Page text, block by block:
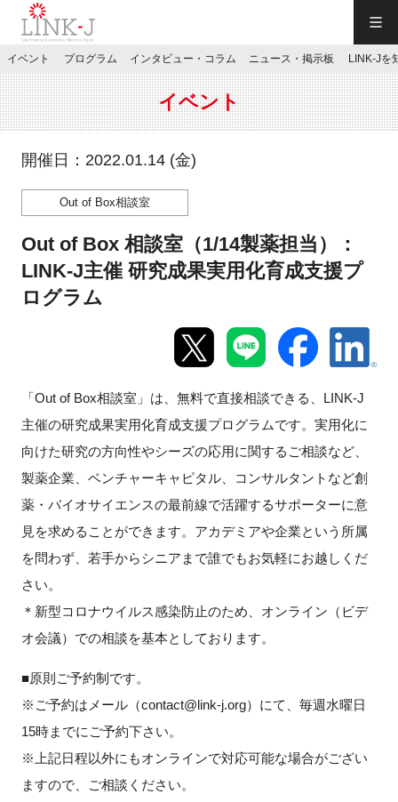
JP／EN
特別会員専用メニュー
施設ご予約
新規登録
イベント
プログラム
ニュース・掲示板
特別会員
施設・アクセス
イベント プログラム インタビュー・コラム ニュース・掲示板 LINK-Jを
イベント
開催日：2022.01.14 (金)
Out of Box相談室
Out of Box 相談室（1/14製薬担当）：
LINK-J主催 研究成果実用化育成支援プ
ログラム
「Out of Box相談室」は、無料で直接相談できる、LINK-J
主催の研究成果実用化育成支援プログラムです。実用化に
向けた研究の方向性やシーズの応用に関するご相談など、
製薬企業、ベンチャーキャピタル、コンサルタントなど創
薬・バイオサイエンスの最前線で活躍するサポーターに意
見を求めることができます。アカデミアや企業という所属
を問わず、若手からシニアまで誰でもお気軽にお越しくだ
さい。
＊新型コロナウイルス感染防止のため、オンライン（ビデ
オ会議）での相談を基本としております。
■原則ご予約制です。
※ご予約はメール（contact@link-j.org）にて、毎週水曜日
15時までにご予約下さい。
※上記日程以外にもオンラインで対応可能な場合がござい
ますので、ご相談ください。